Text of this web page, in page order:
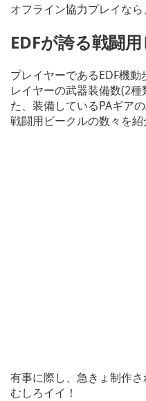
オフライン協力プレイな
EDFが誇る戦闘
プレイヤーであるEDF機
レイヤーの武器装備数(2
た、装備しているPAギア
戦闘用ビークルの数々を紹
有事に際し、急きょ制作
むしろイイ！